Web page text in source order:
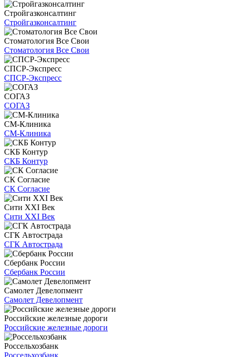
Стройгазконсалтинг
Стройгазконсалтинг
Стоматология Все Свои
Стоматология Все Свои
СПСР-Экспресс
СПСР-Экспресс
СОГАЗ
СОГАЗ
СМ-Клиника
СМ-Клиника
СКБ Контур
СКБ Контур
СК Согласие
СК Согласие
Сити XXI Век
Сити XXI Век
СГК Автострада
СГК Автострада
Сбербанк России
Сбербанк России
Самолет Девелопмент
Самолет Девелопмент
Российские железные дороги
Российские железные дороги
Россельхозбанк